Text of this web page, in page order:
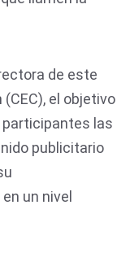
de este
el objetivo
participantes las
publicitario
un nivel